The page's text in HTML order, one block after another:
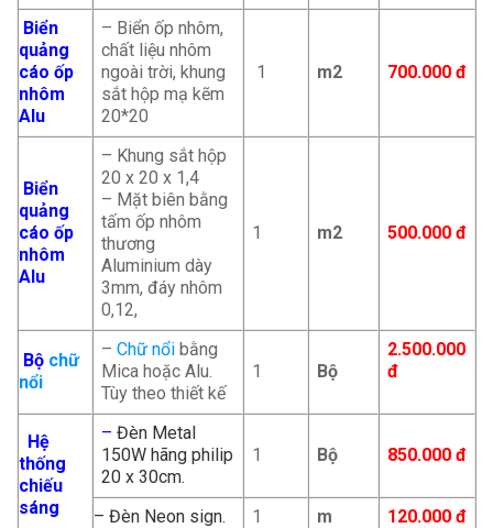
Biển
quảng
cáo ốp
nhôm
Alu
– Biển ốp nhôm,
chất liệu nhôm
ngoài trời, khung
sắt hộp mạ kẽm
20*20
1 m2 700.000 đ
Biển
quảng
cáo ốp
nhôm
Alu
– Khung sắt hộp
20 x 20 x 1,4
– Mặt biên bằng
tấm ốp nhôm
thương
Aluminium dày
3mm, đáy nhôm
0,12,
1 m2 500.000 đ
Bộ chữ
nổi
–Chữ nổi bằng
Mica hoặc Alu.
Tùy theo thiết kế
1 Bộ
2.500.000
đ
Hệ
thống
chiếu
sáng
– Đèn Metal
150W hãng philip
20 x 30cm.
1 Bộ 850.000 đ
– Đèn Neon sign. 1 m 120.000 đ